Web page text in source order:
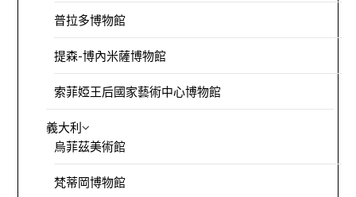
普拉多博物館
提森-博內米薩博物館
索菲婭王后國家藝術中心博物館
義大利
烏菲茲美術館
梵蒂岡博物館